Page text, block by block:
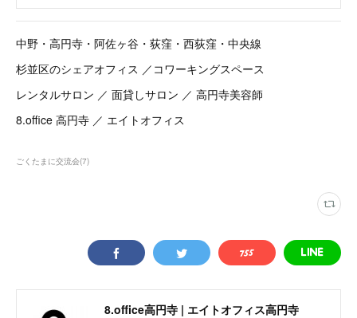
中野・高円寺・阿佐ヶ谷・荻窪・西荻窪・中央線
杉並区のシェアオフィス ／コワーキングスペース
レンタルサロン ／ 面貸しサロン ／ 高円寺美容師
8.office 高円寺 ／ エイトオフィス
ごくたまに交流会(7)
8.office高円寺 | エイトオフィス高円寺